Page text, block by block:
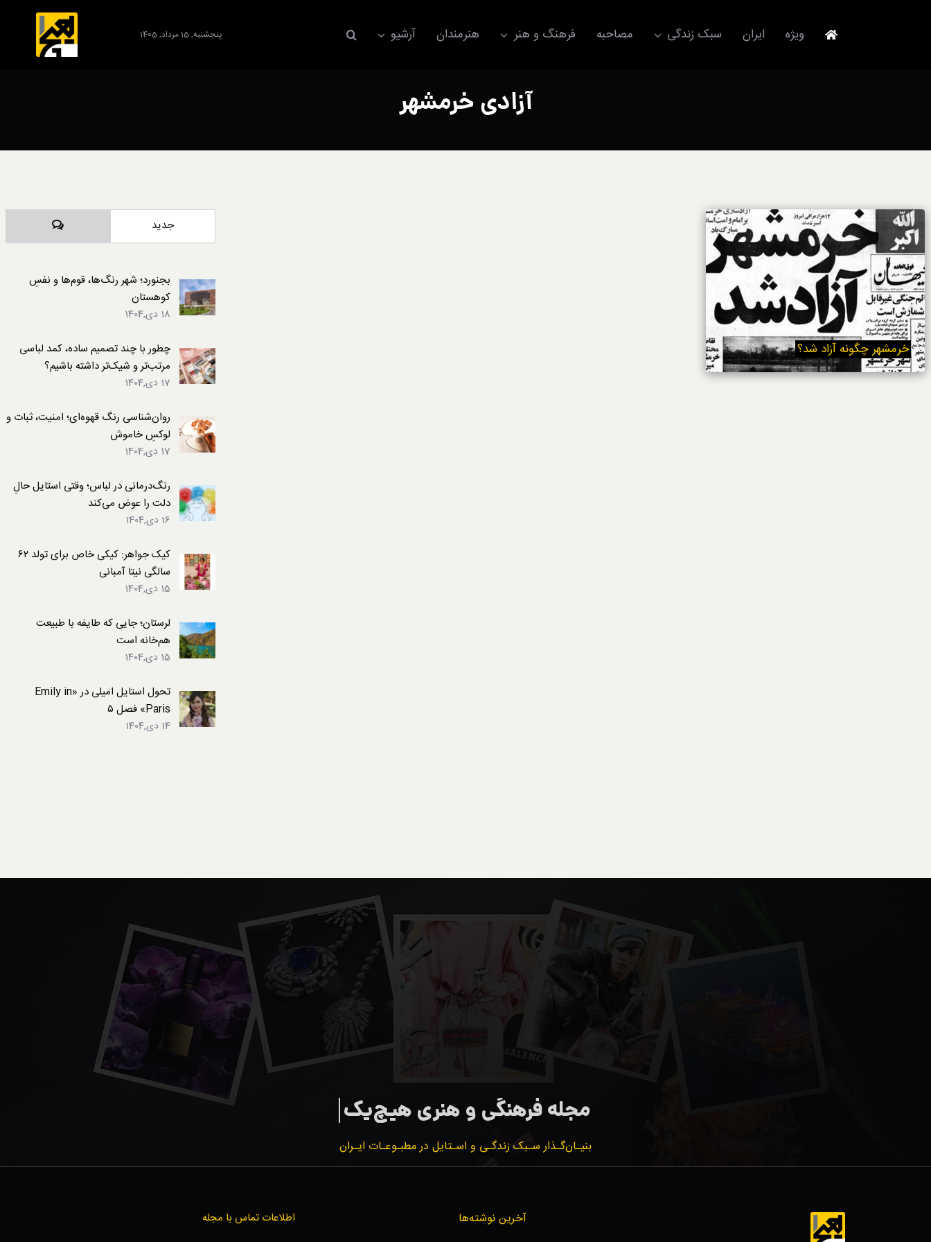
ویژه ایران سبک زندگی
استایل
آداب معاشرت
تکنولوژی
مصاحبه فرهنگ و هنر هنرمندان آرشیو پنجشنبه, 15 مرداد, 1405
آزادی خرمشهر
خرمشهر چگونه آزاد شد؟
جدید دیدگاه‌ها
بجنورد؛ شهر رنگ‌ها، قوم‌ها و نفسِ
کوهستان
18 دی,1404
چطور با چند تصمیم ساده، کمد لباسی
مرتب‌تر و شیک‌تر داشته باشیم؟
17 دی,1404
روان‌شناسی رنگ قهوه‌ای؛ امنیت، ثبات و
لوکسِ خاموش
17 دی,1404
رنگ‌درمانی در لباس؛ وقتی استایل حالِ
دلت را عوض می‌کند
16 دی,1404
کیک جواهر: کیکی خاص برای تولد ۶۲
سالگی نیتا آمبانی
15 دی,1404
لرستان؛ جایی که طایفه با طبیعت
هم‌خانه است
15 دی,1404
تحول استایل امیلی در «Emily in
Paris» فصل ۵
14 دی,1404
بنیـان‌گـذار سـبک زندگـی و اسـتایل در مطبـوعـات ایـران
آخرین نوشته‌ها اطلاعات تماس با مجله